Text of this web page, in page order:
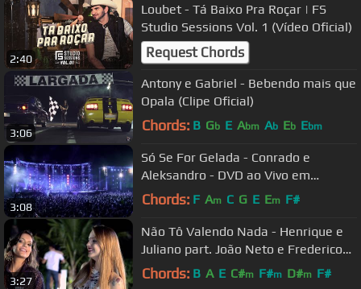
2:40
Loubet - Tá Baixo Pra Roçar | FS
Studio Sessions Vol. 1 (Vídeo Oficial)
Request Chords
3:06
Antony e Gabriel - Bebendo mais que
Opala (Clipe Oficial)
Chords: B Gb E Abm Ab Eb Ebm
3:08
Só Se For Gelada - Conrado e
Aleksandro - DVD ao Vivo em
Maringá
Chords: F Am C G E Em F#
3:27
Não Tô Valendo Nada - Henrique e
Juliano part. João Neto e Frederico
Clipe Oficial - Novo
Chords: B A E C#m F#m D#m F#